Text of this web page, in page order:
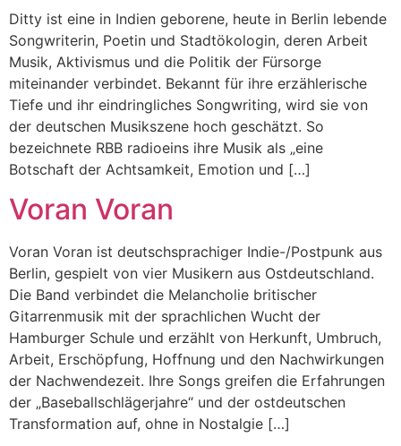
Ditty ist eine in Indien geborene, heute in Berlin lebende
Songwriterin, Poetin und Stadtökologin, deren Arbeit
Musik, Aktivismus und die Politik der Fürsorge
miteinander verbindet. Bekannt für ihre erzählerische
Tiefe und ihr eindringliches Songwriting, wird sie von
der deutschen Musikszene hoch geschätzt. So
bezeichnete RBB radioeins ihre Musik als „eine
Botschaft der Achtsamkeit, Emotion und […]
Voran Voran
Voran Voran ist deutschsprachiger Indie-/Postpunk aus
Berlin, gespielt von vier Musikern aus Ostdeutschland.
Die Band verbindet die Melancholie britischer
Gitarrenmusik mit der sprachlichen Wucht der
Hamburger Schule und erzählt von Herkunft, Umbruch,
Arbeit, Erschöpfung, Hoffnung und den Nachwirkungen
der Nachwendezeit. Ihre Songs greifen die Erfahrungen
der „Baseballschlägerjahre“ und der ostdeutschen
Transformation auf, ohne in Nostalgie […]